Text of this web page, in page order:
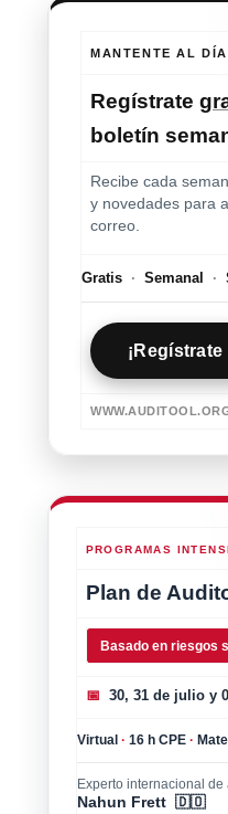
MANTENTE AL DÍA
Regístrate
boletín
Recibe cada
y novedades para
correo.
Gratis · Semanal ·
¡Regístrate
PROGRAMAS
Plan de
Basado en riesgos
📅 30, 31 de julio y
Virtual · 16 h CPE ·
Experto internacional de
Nahun Frett 🇩🇴